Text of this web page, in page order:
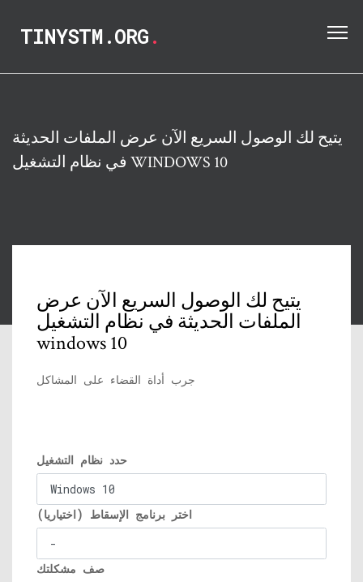
TINYSTM.ORG.
يتيح لك الوصول السريع الآن عرض الملفات الحديثة
في نظام التشغيل WINDOWS 10
يتيح لك الوصول السريع الآن عرض
الملفات الحديثة في نظام التشغيل
windows 10
جرب أداة القضاء على المشاكل
حدد نظام التشغيل
اختر برنامج الإسقاط (اختياريا)
صف مشكلتك